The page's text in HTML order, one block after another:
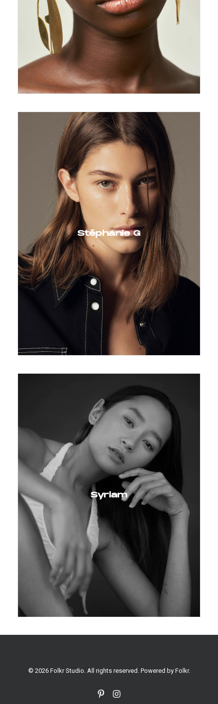
Stéphanie G
Syriam
© 2026 Folkr Studio. All rights reserved. Powered by Folkr.